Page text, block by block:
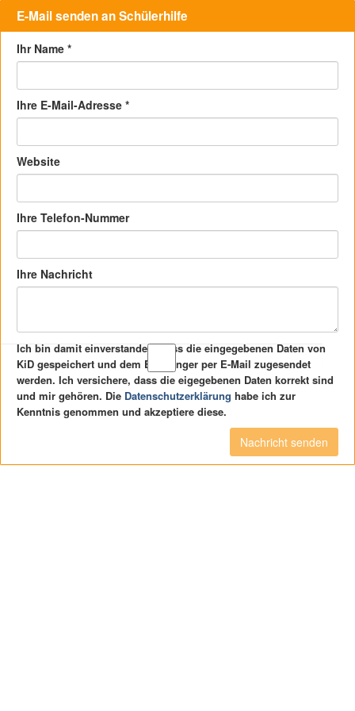
E-Mail senden an Schülerhilfe
Ihr Name *
Ihre E-Mail-Adresse *
Website
Ihre Telefon-Nummer
Ihre Nachricht
Ich bin damit einverstanden, dass die eingegebenen Daten von
KiD gespeichert und dem Empfänger per E-Mail zugesendet
werden. Ich versichere, dass die eigegebenen Daten korrekt sind
und mir gehören. Die Datenschutzerklärung habe ich zur
Kenntnis genommen und akzeptiere diese.
Nachricht senden